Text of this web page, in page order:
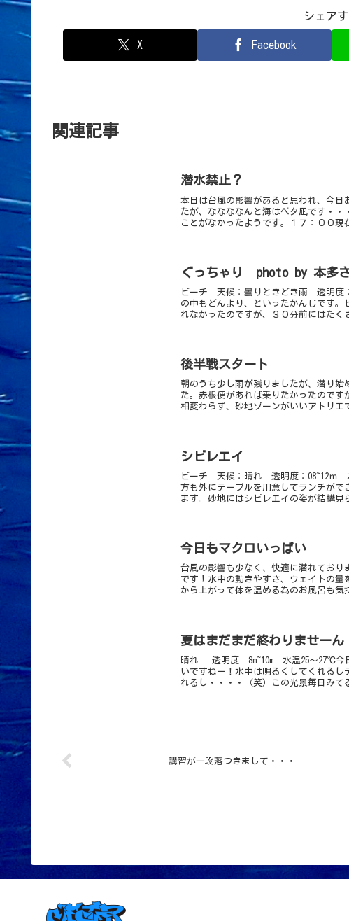
シェア
X Facebook
関連記事
潜水禁止？
本日は台風の影響があると思われ、今日
たが、ななななんと海はベタ凪です・
ことがなかったようです。１７：００
ぐっちゃり photo by 本多
ビーチ 天候：曇りときどき雨 透明度
の中もどんより、といったかんじです
れなかったのですが、３０分前にはた
後半戦スタート
朝のうち少し雨が残りましたが、潜り
た。赤根便があれば乗りたかったので
相変わらず、砂地ゾーンがいいアトリ
シビレエイ
ビーチ 天候：晴れ 透明度：08~12ｍ
方も外にテーブルを用意してランチが
ます。砂地にはシビレエイの姿が結構
今日もマクロいっぱい
台風の影響も少なく、快適に潜れてお
です！水中の動きやすさ、ウェイトの
から上がって体を温める為のお風呂も
夏はまだまだ終わりませーん
晴れ 透明度 8m~10m 水温25～27℃今
いですねー！水中は明るくしてくれるし
れるし・・・・（笑）この光景毎日み
講習が一段落つきまして・・・